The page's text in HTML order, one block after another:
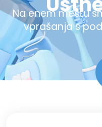
Na enem mestu
vprašanja s